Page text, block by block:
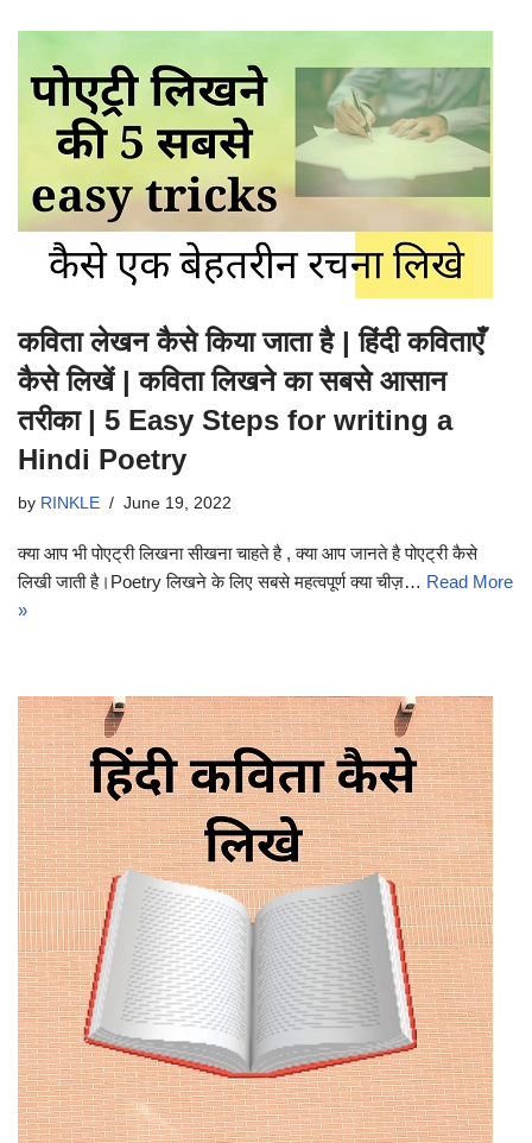
कविता लेखन कैसे किया जाता है | हिंदी कविताएँ
कैसे लिखें | कविता लिखने का सबसे आसान
तरीका | 5 Easy Steps for writing a
Hindi Poetry
by RINKLE June 19, 2022
क्या आप भी पोएट्री लिखना सीखना चाहते है , क्या आप जानते है पोएट्री कैसे
लिखी जाती है।Poetry लिखने के लिए सबसे महत्वपूर्ण क्या चीज़… Read More
»